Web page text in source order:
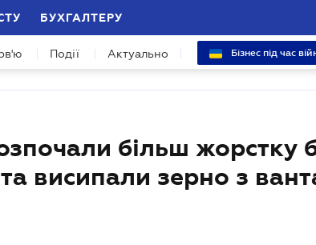
БУХГАЛТЕРУ
Події Актуально Бізнес під час
більш жорстку
висипали зерно з